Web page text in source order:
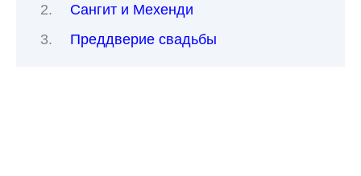
Сангит и Мехенди
Преддверие свадьбы